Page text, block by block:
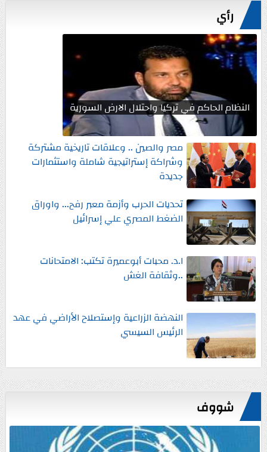
رأي
النظام الحاكم في تركيا واحتلال الارض السورية
مصر والصين .. وعلاقات تاريخية مشتركة
وشراكة إستراتيجية شاملة واستثمارات
جديدة
تحديات الحرب وأزمة معبر رفح... واوراق
الضغط المصري علي إسرائيل
ا.د. محبات أبوعميرة تكتب: الامتحانات
..وثقافة الغش
النهضة الزراعية وإستصلاح الأراضي في عهد
الرئيس السيسي
شووف